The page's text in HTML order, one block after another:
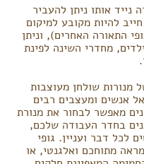
נייד אותו ניתן להעביר
להיות מקובע למיקום
התאורה האחרים), וניתן
מחדרי השינה לפינת
מנורות שולחן מעוצבות
אנשים ומעצבים רבים
מאפשר לבחור את מנורת
בחדר העבודה שלכם,
לכל דבר ועניין. גופי
מתוחכם ואלגנטי, או